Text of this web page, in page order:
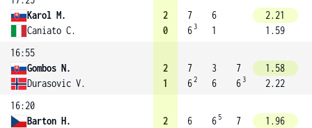
Karol M.
Caniato C.
2
0
7
6 3
6
1
2.21
1.59
16:55
Gombos N.
Durasovic V.
2
1
7
62
3
6
7
6 3
1.58
2.22
16:20
Barton H.
2
6
6 5
7
1.96